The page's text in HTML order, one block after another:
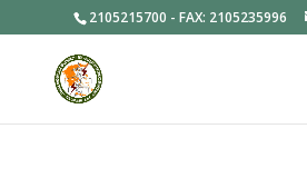
2105215700 - FAX: 2105235996